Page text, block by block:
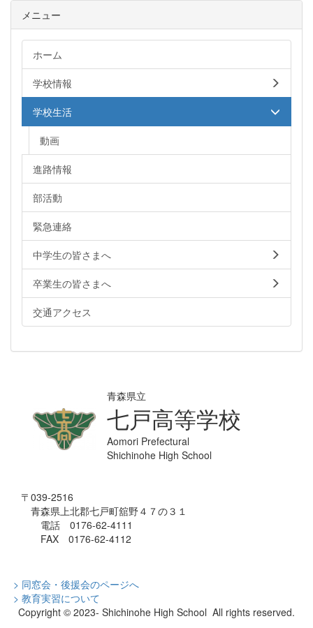
メニュー
ホーム
学校情報
学校生活
動画
進路情報
部活動
緊急連絡
中学生の皆さまへ
卒業生の皆さまへ
交通アクセス
青森県立
七戸高等学校
Aomori Prefectural
Shichinohe High School
〒039-2516
青森県上北郡七戸町舘野４７の３１
電話 0176-62-4111
FAX 0176-62-4112
> 同窓会・後援会のページへ
> 教育実習について
Copyright © 2023- Shichinohe High School All rights reserved.